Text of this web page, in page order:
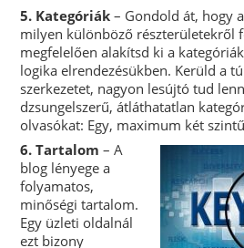
5. Kategóriák – Gondold át, hogy
milyen különböző részterületekről
megfelelően alakítsd ki a
logika elrendezésükben. Kerüld a
szerkezetet, nagyon lesújtó tud
dzsungelszerű, átláthatatlan
olvasókat: Egy, maximum két
6. Tartalom – A
blog lényege a
folyamatos,
minőségi tartalom.
Egy üzleti oldalnál
ezt bizony